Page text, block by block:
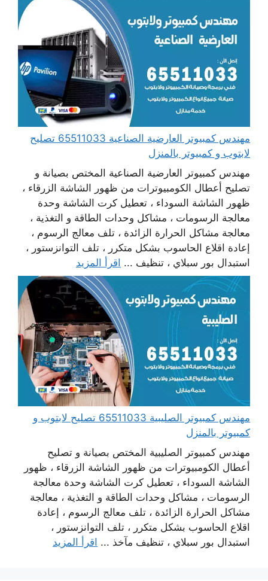
مهندس كمبيوتر العارضية الصناعية 65511033 تصليح
لابتوب و كمبيوتر بالمنزل
مهندس كمبيوتر العارضية الصناعية المختص بصيانة و
تصليح أعطال الكومبيوترات من ظهور الشاشة الزرقاء ،
ظهور الشاشة السوداء ، تعطيل كرت الشاشة وحدة
معالجة الرسومات ، مشاكل وحدات الطاقة و التغذية ،
معالجة مشاكل الحرارة الزائدة ، تلف معالج الرسوم ،
إعادة اقلاع الحاسوب بشكل متكرر ، تلف التوانزستور ،
استبدال بور سبلاي ، تنظيف ... اقرأ المزيد
مهندس كمبيوتر الصليبية 65511033 تصليح لابتوب و
كمبيوتر بالمنزل
مهندس كمبيوتر الصليبية المختص بصيانة و تصليح
أعطال الكومبيوترات من ظهور الشاشة الزرقاء ، ظهور
الشاشة السوداء ، تعطيل كرت الشاشة وحدة معالجة
الرسومات ، مشاكل وحدات الطاقة و التغذية ، معالجة
مشاكل الحرارة الزائدة ، تلف معالج الرسوم ، إعادة
اقلاع الحاسوب بشكل متكرر ، تلف التوانزستور ،
استبدال بور سبلاي ، تنظيف مآخذ ... اقرأ المزيد